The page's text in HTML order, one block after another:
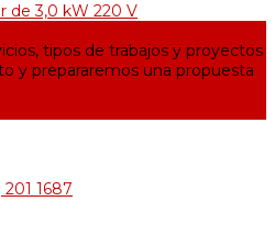
de 3,0 kW 220 V
tipos de trabajos y proyectos
y prepararemos una propuesta
1687